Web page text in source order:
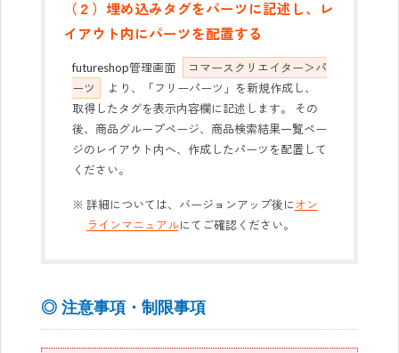
（２）埋め込みタグをパーツに記述し、レ
イアウト内にパーツを配置する
futureshop管理画面
コマースクリエイター＞パ
ーツ
より、「フリーパーツ」を新規作成し、
取得したタグを表示内容欄に記述します。 その
後、商品グループページ、商品検索結果一覧ペー
ジのレイアウト内へ、作成したパーツを配置して
ください。
詳細については、バージョンアップ後にオン
ラインマニュアルにてご確認ください。
◎ 注意事項・制限事項